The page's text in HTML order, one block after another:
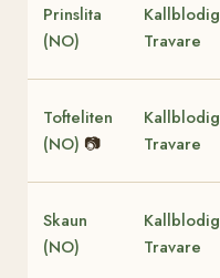
Prinslita
(NO)
Kallblodig
Travare
Tofteliten
(NO) 📷
Kallblodig
Travare
Skaun
(NO)
Kallblodig
Travare